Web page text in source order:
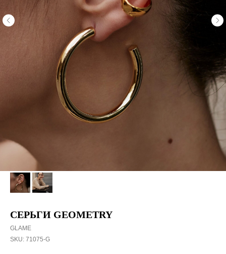
СЕРЬГИ GEOMETRY
GLAME
SKU: 71075-G